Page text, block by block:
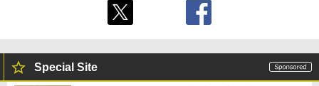
Special Site